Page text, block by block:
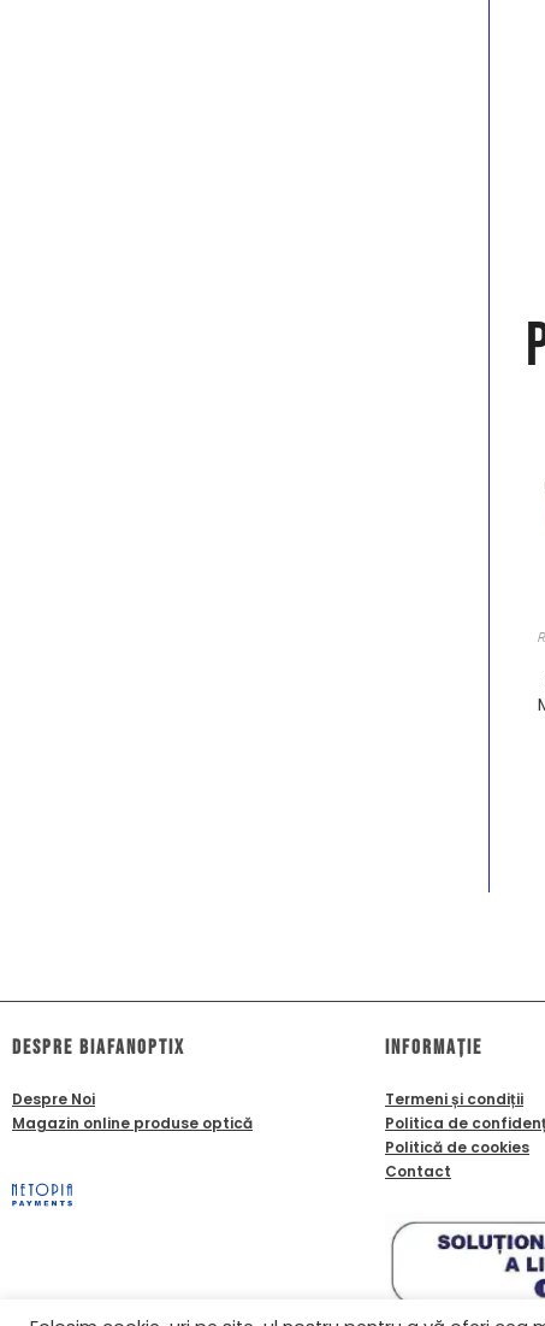
dESPRE biafanoptix
Despre Noi
Magazin online produse optică
Informație
Termeni și condiții
Politica de
Politică de cookies
Contact